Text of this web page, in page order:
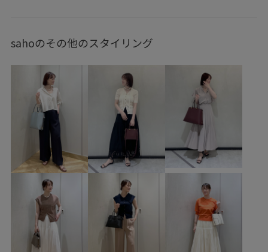
ワンピース 低身長向け
通勤コーデ 夏コーデ お仕事コーデ
スカートスタイル シンプルコーデ きれいめコーデ
ROPÉ ブルべ夏 高身長
トップス Tシャツ/カットソー ジャケット/アウター
テーラードジャケット スカート
トートバッグ GGC26080 GGM26190 GGV25230
GGX86450 25SS_ROPÉ 2WAYで使える
sahoのその他のスタイリング